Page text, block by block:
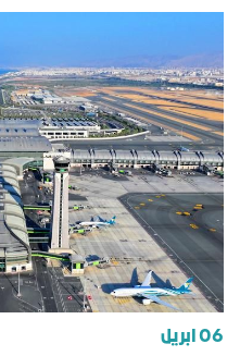
06 ابريل